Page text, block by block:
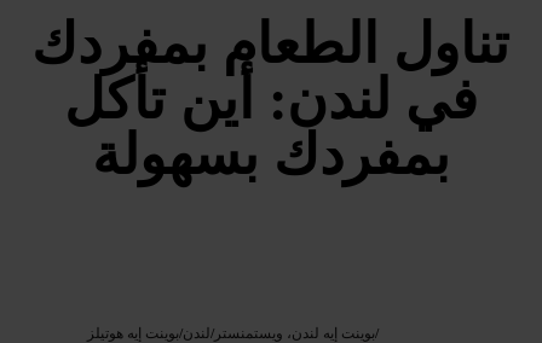
تناول الطعام بمفردك
في لندن: أين تأكل
بمفردك بسهولة
بوينت إيه هوتيلز/لندن/ بوينت إيه لندن، ويستمنستر/